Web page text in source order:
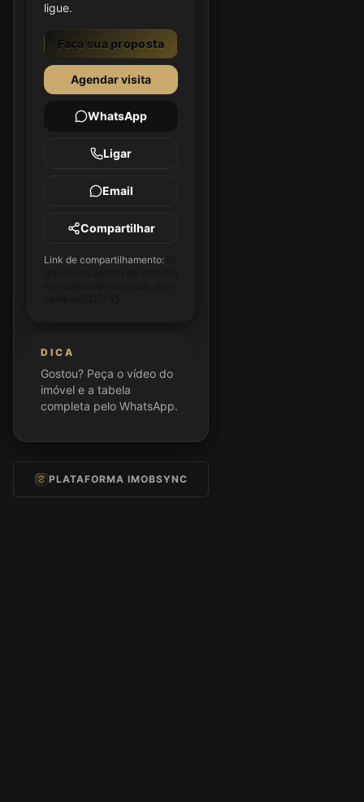
ligue.
Faça sua proposta
Agendar visita
WhatsApp
Ligar
Email
Compartilhar
Link de compartilhamento:
DICA
Gostou? Peça o vídeo do
imóvel e a tabela
completa pelo WhatsApp.
PLATAFORMA IMOBSYNC